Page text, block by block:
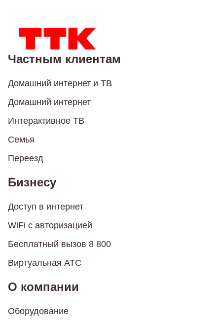
Частным клиентам
Домашний интернет и ТВ
Домашний интернет
Интерактивное ТВ
Семья
Переезд
Бизнесу
Доступ в интернет
WiFi с авторизацией
Бесплатный вызов 8 800
Виртуальная АТС
О компании
Оборудование